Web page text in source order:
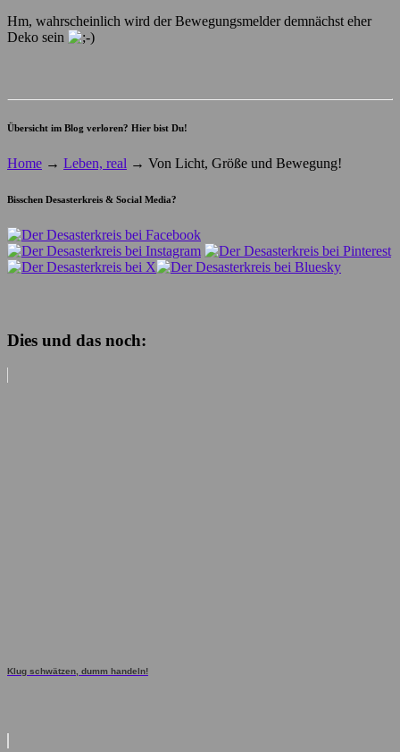
Hm, wahrscheinlich wird der Bewegungsmelder demnächst eher
Deko sein
Übersicht im Blog verloren? Hier bist Du!
Home → Leben, real → Von Licht, Größe und Bewegung!
Bisschen Desasterkreis & Social Media?
Dies und das noch:
Klug schwätzen, dumm handeln!